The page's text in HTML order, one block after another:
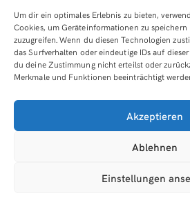
Um dir ein optimales Erlebnis zu bieten,
Cookies, um Geräteinformationen zu
zuzugreifen. Wenn du diesen Technologien
das Surfverhalten oder eindeutige IDs auf
du deine Zustimmung nicht erteilst oder
Merkmale und Funktionen beeinträchtigt
Akzeptieren
Ablehnen
Einstellungen
man sich möglichst an die gängigen
read more